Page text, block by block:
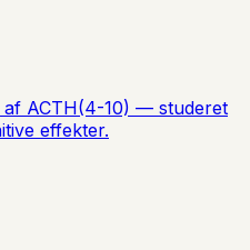
af ACTH(4-10) — studeret
effekter.